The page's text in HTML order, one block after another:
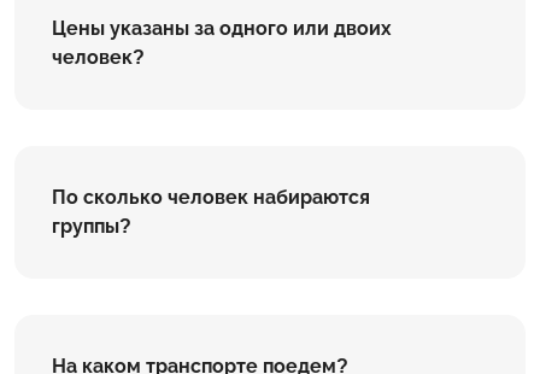
Цены указаны за одного или двоих
человек?
По сколько человек набираются
группы?
На каком транспорте поедем?